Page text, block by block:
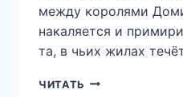
между королями
накаляется и
та, в чьих жилах
ЧИТАТЬ УЗЫ